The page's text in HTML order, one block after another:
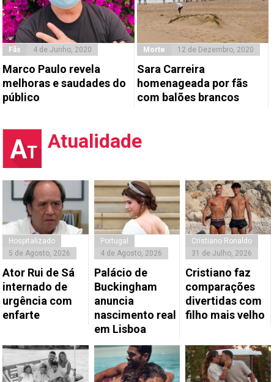
Fãs 4 de Junho, 2020
Marco Paulo revela
melhoras e saudades do
público
Morte 12 de Dezembro, 2020
Sara Carreira
homenageada por fãs
com balões brancos
Atualidade
Hospitalizado
5 de Agosto, 2026
Ator Rui de Sá
internado de
urgência com
enfarte
Portugal
4 de Agosto, 2026
Palácio de
Buckingham
anuncia
nascimento real
em Lisboa
Cristiano Ronaldo
31 de Julho, 2026
Cristiano faz
comparações
divertidas com
filho mais velho